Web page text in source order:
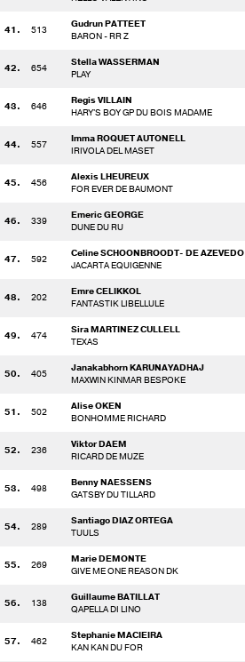
41. 513
Gudrun PATTEET
BARON - RR Z
42. 654
Stella WASSERMAN
PLAY
43. 646
Regis VILLAIN
HARY'S BOY GP DU BOIS MADAME
44. 557
Imma ROQUET AUTONELL
IRIVOLA DEL MASET
45. 456
Alexis LHEUREUX
FOR EVER DE BAUMONT
46. 339
Emeric GEORGE
DUNE DU RU
47. 592
Celine SCHOONBROODT- DE AZEVEDO
JACARTA EQUIGENNE
48. 202
Emre CELIKKOL
FANTASTIK LIBELLULE
49. 474
Sira MARTINEZ CULLELL
TEXAS
50. 405
Janakabhorn KARUNAYADHAJ
MAXWIN KINMAR BESPOKE
51. 502
Alise OKEN
BONHOMME RICHARD
52. 236
Viktor DAEM
RICARD DE MUZE
53. 498
Benny NAESSENS
GATSBY DU TILLARD
54. 289
Santiago DIAZ ORTEGA
TUULS
55. 269
Marie DEMONTE
GIVE ME ONE REASON DK
56. 138
Guillaume BATILLAT
QAPELLA DI LINO
57. 462
Stephanie MACIEIRA
KAN KAN DU FOR